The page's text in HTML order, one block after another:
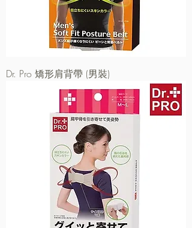
Dr. Pro 矯形肩背帶 (男裝)